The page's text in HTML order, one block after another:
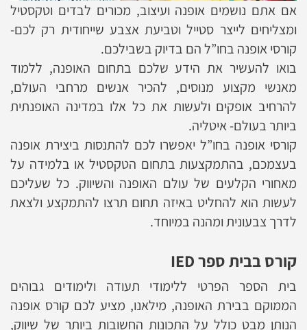
אם אתם נושמים אופנה ועיצוב, מכורים לבדים וטקסטיל
ומצליחים לייצר סטייל וטביעת אצבע שייחודית רק לכם-
קורסי אופנה בחו”ל הם בדיוק בשבילכם.
בואו להעשיר את הידע שלכם בתחום האופנה, ללמוד
מאנשי מקצוע מנוסים, להכיר אנשים מרחבי העולם,
להרחיב אופקים ולעשות את כל אלו במדינה האופנתית
ביותר בעולם- איטליה.
קורסי אופנה בחו”ל יאפשרו לכם להתנסות ביצירת אופנה
בעצמכם, בהתמקצעות בתחום הטקסטיל או בלמידה על
מאחורי הקלעים של עולם האופנה והשיווק. כל שעליכם
לעשות הוא להחליט באיזה תחום תרצו להתמקצע ולצאת
לדרך צבעונית ומהנה במיוחד.
קורס בבית ספר IED
בית הספר הפרטי ללימודי תעודה ולימודים גבוהים
הממוקם בבירת האופנה, מילאנו, מציע לכם קורס אופנה
הנותן מבט כולל על התכונות החשובות ביותר של שיווק,